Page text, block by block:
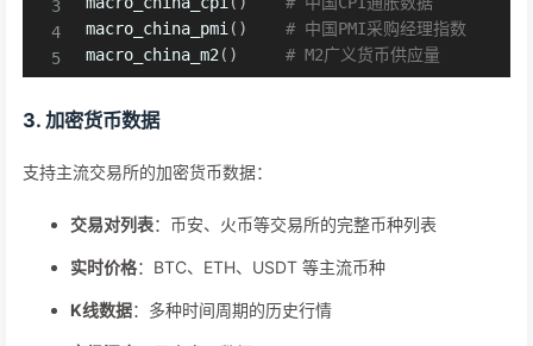
macro_china_pmi ( )
# 中国PMI采购经理指数
macro_china_m2 ( ) # M2广义货币供应量
3. 加密货币数据
支持主流交易所的加密货币数据：
交易对列表：币安、火币等交易所的完整币种列表
实时价格：BTC、ETH、USDT 等主流币种
K线数据：多种时间周期的历史行情